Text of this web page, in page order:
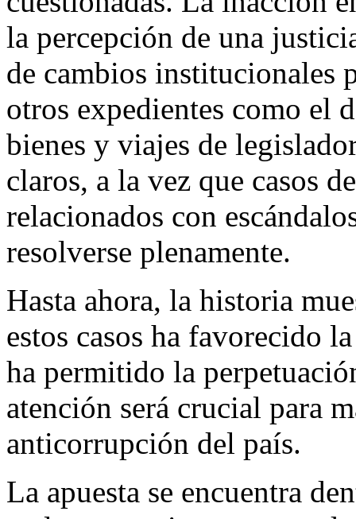
la percepción de una
de cambios institucionales
otros expedientes como el
bienes y viajes de
claros, a la vez que casos
relacionados con
resolverse plenamente.
Hasta ahora, la historia
estos casos ha favorecido
ha permitido la
atención será crucial para
anticorrupción del país.
La apuesta se encuentra